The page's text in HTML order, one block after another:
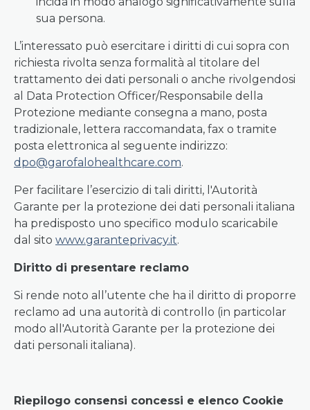
sua persona.
L’interessato può esercitare i diritti di cui sopra con
richiesta rivolta senza formalità al titolare del
trattamento dei dati personali o anche rivolgendosi
al Data Protection Officer/Responsabile della
Protezione mediante consegna a mano, posta
tradizionale, lettera raccomandata, fax o tramite
posta elettronica al seguente indirizzo:
dpo@garofalohealthcare.com.
Per facilitare l’esercizio di tali diritti, l'Autorità
Garante per la protezione dei dati personali italiana
ha predisposto uno specifico modulo scaricabile
dal sito www.garanteprivacy.it.
Diritto di presentare reclamo
Si rende noto all’utente che ha il diritto di proporre
reclamo ad una autorità di controllo (in particolar
modo all'Autorità Garante per la protezione dei
dati personali italiana).
Riepilogo consensi concessi e elenco Cookie